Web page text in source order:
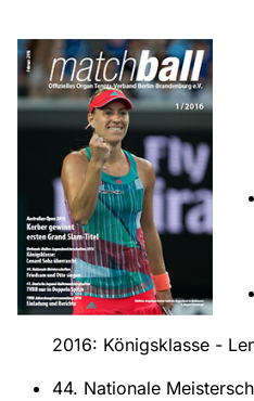
2016: Königsklasse -
44. Nationale